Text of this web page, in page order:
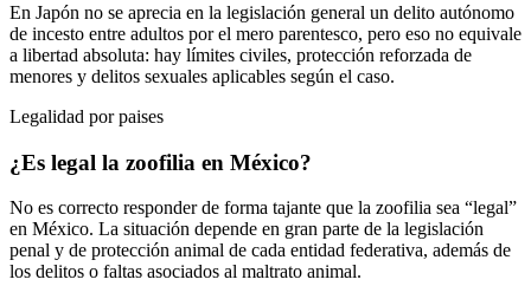
En Japón no se aprecia en la legislación general un delito autónomo
de incesto entre adultos por el mero parentesco, pero eso no equivale
a libertad absoluta: hay límites civiles, protección reforzada de
menores y delitos sexuales aplicables según el caso.
Legalidad por paises
¿Es legal la zoofilia en México?
No es correcto responder de forma tajante que la zoofilia sea “legal”
en México. La situación depende en gran parte de la legislación
penal y de protección animal de cada entidad federativa, además de
los delitos o faltas asociados al maltrato animal.